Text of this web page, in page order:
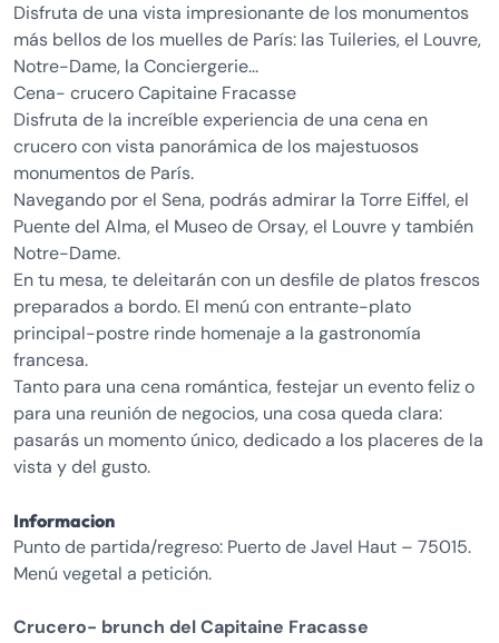
Disfruta de una vista impresionante de los monumentos
más bellos de los muelles de París: las Tuileries, el Louvre,
Notre-Dame, la Conciergerie...
Cena- crucero Capitaine Fracasse
Disfruta de la increíble experiencia de una cena en
crucero con vista panorámica de los majestuosos
monumentos de París.
Navegando por el Sena, podrás admirar la Torre Eiffel, el
Puente del Alma, el Museo de Orsay, el Louvre y también
Notre-Dame.
En tu mesa, te deleitarán con un desfile de platos frescos
preparados a bordo. El menú con entrante-plato
principal-postre rinde homenaje a la gastronomía
francesa.
Tanto para una cena romántica, festejar un evento feliz o
para una reunión de negocios, una cosa queda clara:
pasarás un momento único, dedicado a los placeres de la
vista y del gusto.
Informacion
Punto de partida/regreso: Puerto de Javel Haut – 75015.
Menú vegetal a petición.
Crucero- brunch del Capitaine Fracasse